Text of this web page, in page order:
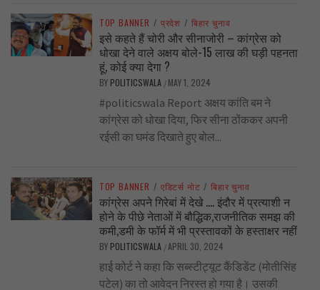
TOP BANNER / प्रदेश / बिहार चुनाव
इसे कहते हैं चोरी और सीनाजोरी – कांग्रेस को
धोखा देने वाले अक्षय बोले-15 लाख की घड़ी पहनता
हूं, कोई क्या देगा ?
BY POLITICSWALA / MAY 1, 2024
#politicswala Report अक्षय कांति बम ने
कांग्रेस को धोखा दिया, फिर सीना ठोंककर अपनी
रईसी का घमंड दिखाते हुए बोल...
TOP BANNER / एडिटर्स नोट / बिहार चुनाव
कांग्रेस अपने गिरेबां में देखे …. इंदौर में प्रत्याशी न
होने के पीछे नेताओं में बौद्धिक,राजनीतिक समझ की
कमी,डमी के फॉर्म में भी प्रस्तावकों के हस्ताक्षर नहीं
BY POLITICSWALA /APRIL 30, 2024
हाई कोर्ट ने कहा कि सब्स्टीट्यूट कैंडिडेंट (मोतीसिंह
पटेल) का तो आवेदन निरस्त हो गया है। उसकी